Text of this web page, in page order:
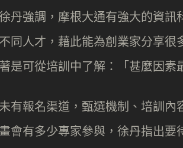
丹強調，摩根大通有強大的資訊
同人才，藉此能為創業家分享很
是可從培訓中了解：「甚麼因素
有報名渠道，甄選機制、培訓內
會有多少專家參與，徐丹指出要